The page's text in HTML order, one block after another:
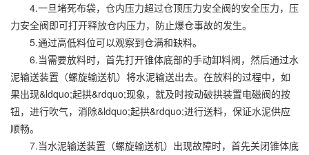
4.一旦堵死布袋，仓内压力超过仓顶压力安全阀的安全压力，压
力安全阀即可打开释放仓内压力，防止爆仓事故的发生。
5.通过高低料位可以观察到仓满和缺料。
6.当需要放料时，首先打开锥体底部的手动卸料阀，然后通过水
泥输送装置（螺旋输送机）将水泥输送出去。在放料的过程中，如
果出现&ldquo;起拱&rdquo;现象，就及时按动破拱装置电磁阀的按
钮，进行吹气，消除&ldquo;起拱&rdquo;进行送料，保证水泥供应
顺畅。
7.当水泥输送装置（螺旋输送机）出现故障时，首先关闭锥体底